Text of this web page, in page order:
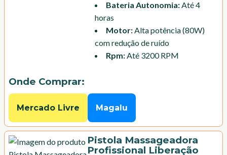
Bateria Autonomia: Até 4
horas
Motor: Alta potência (80W)
com redução de ruído
Rpm: Até 3200 RPM
Onde Comprar:
Mercado Livre Magalu
Pistola Massageadora
Profissional Liberação